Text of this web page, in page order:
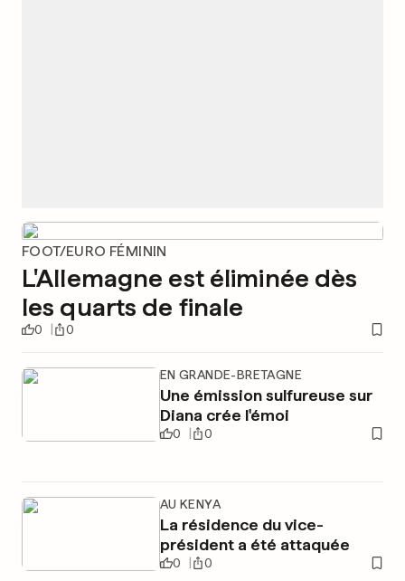
FOOT/EURO FÉMININ
L'Allemagne est éliminée dès
les quarts de finale
0 0
EN GRANDE-BRETAGNE
Une émission sulfureuse sur
Diana crée l'émoi
0 0
AU KENYA
La résidence du vice-
président a été attaquée
0 0